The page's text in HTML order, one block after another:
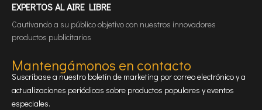
EXPERTOS AL AIRE LIBRE
Cautivando a su público objetivo con nuestros innovadores
productos publicitarios
Mantengámonos en contacto
Suscríbase a nuestro boletín de marketing por correo electrónico y a
actualizaciones periódicas sobre productos populares y eventos
especiales.